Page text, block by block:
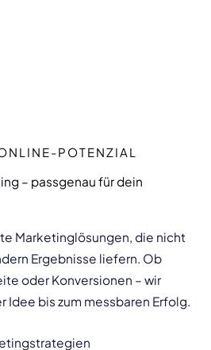
POTENZIAL
– passgenau für dein
Marketinglösungen, die nicht
Ergebnisse liefern. Ob
oder Konversionen – wir
Idee bis zum messbaren Erfolg.